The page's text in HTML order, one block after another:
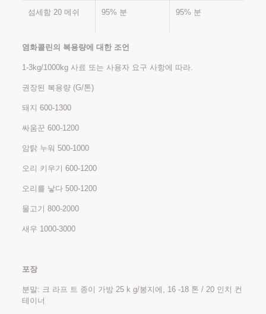
섬세함 20 메쉬 95% 분 95% 분
염화콜린의 복용량에 대한 조언
1-3kg/1000kg 사료 또는 사용자 요구 사항에 따라.
권장된 복용량 (G/톤)
돼지 600-1300
싸움꾼 600-1200
암탉 누워 500-1000
오리 키우기 600-1200
오리를 낳다 500-1200
물고기 800-2000
새우 1000-3000
포장
분말: 크 라프 트 종이 가방 25 k g/봉지에, 16 -18 톤 / 20 인치 컨
테이너